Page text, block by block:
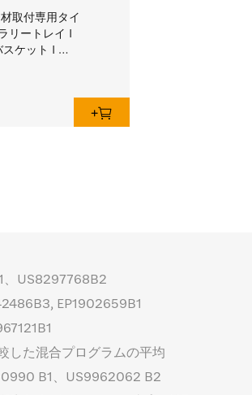
取付専用タイ
リートレイ I
ケット I
アントライト) I
、US8297768B2
EP1902659B1
した混合プログラムの平均
B1、US9962062 B2